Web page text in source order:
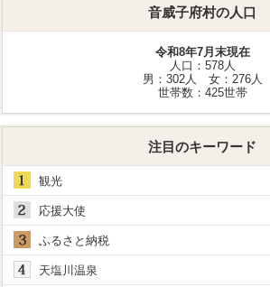
音威子府村の人口
令和8年7月末現在
人口：578人
男：302人 女：276人
世帯数：425世帯
注目のキーワード
観光
応援大使
ふるさと納税
天塩川温泉